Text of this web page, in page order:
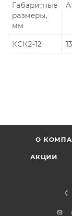
Габаритные
размеры,
мм
A
КСК2-12
О
АКЦИИ